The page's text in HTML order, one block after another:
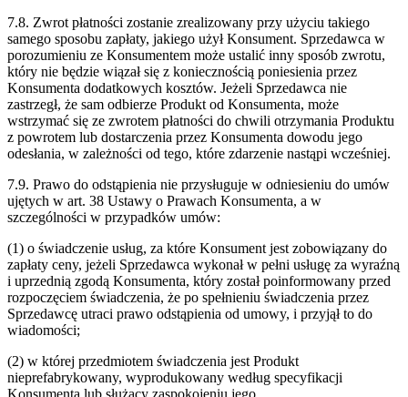
7.8. Zwrot płatności zostanie zrealizowany przy użyciu takiego
samego sposobu zapłaty, jakiego użyłKonsument. Sprzedawca w
porozumieniu ze Konsumentem może ustalić inny sposób zwrotu,
który nie będzie wiązał się z koniecznością poniesienia przez
Konsumenta dodatkowych kosztów. Jeżeli Sprzedawca nie
zastrzegł, że sam odbierze Produkt od Konsumenta, może
wstrzymać się ze zwrotem płatności do chwili otrzymania Produktu
z powrotem lub dostarczenia przez Konsumenta dowodu jego
odesłania, w zależności od tego, które zdarzenie nastąpi wcześniej.
7.9. Prawo do odstąpienia nie przysługuje w odniesieniu do umów
ujętych w art. 38 Ustawy o Prawach Konsumenta, a w
szczególności w przypadków umów:
(1) o świadczenie usług, za które Konsument jest zobowiązany do
zapłaty ceny, jeżeli Sprzedawca wykonał w pełni usługę za wyraźną
i uprzednią zgodą Konsumenta, który został poinformowany przed
rozpoczęciem świadczenia, że po spełnieniu świadczenia przez
Sprzedawcę utraci prawo odstąpienia od umowy, i przyjął to do
wiadomości;
(2) w której przedmiotem świadczenia jest Produkt
nieprefabrykowany, wyprodukowany według specyfikacji
Konsumenta lub służący zaspokojeniu jego